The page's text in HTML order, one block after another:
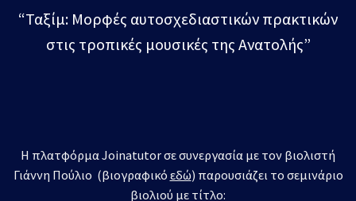
“Ταξίμ: Μορφές αυτοσχεδιαστικών πρακτικών
στις τροπικές μουσικές της Ανατολής”
Η πλατφόρμα Joinatutor σε συνεργασία με τον βιολιστή
Γιάννη Πούλιο (βιογραφικό εδώ) παρουσιάζει το σεμινάριο
βιολιού με τίτλο: